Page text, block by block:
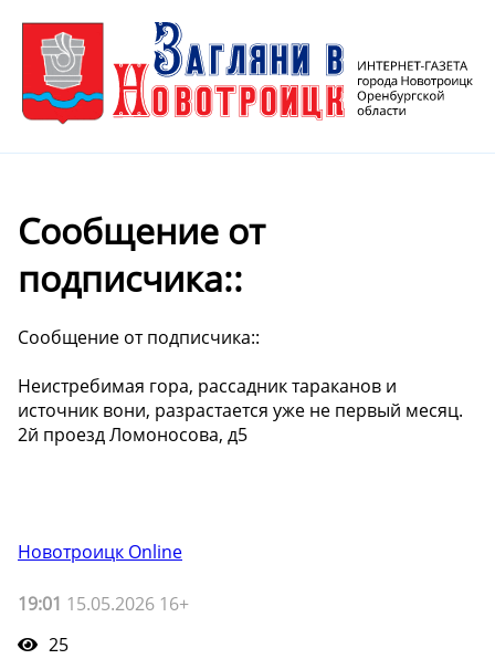
Сообщение от
подписчика::
Сообщение от подписчика::
Неистребимая гора, рассадник тараканов и
источник вони, разрастается уже не первый месяц.
2й проезд Ломоносова, д5
Новотроицк Online
19:01 15.05.2026 16+
25